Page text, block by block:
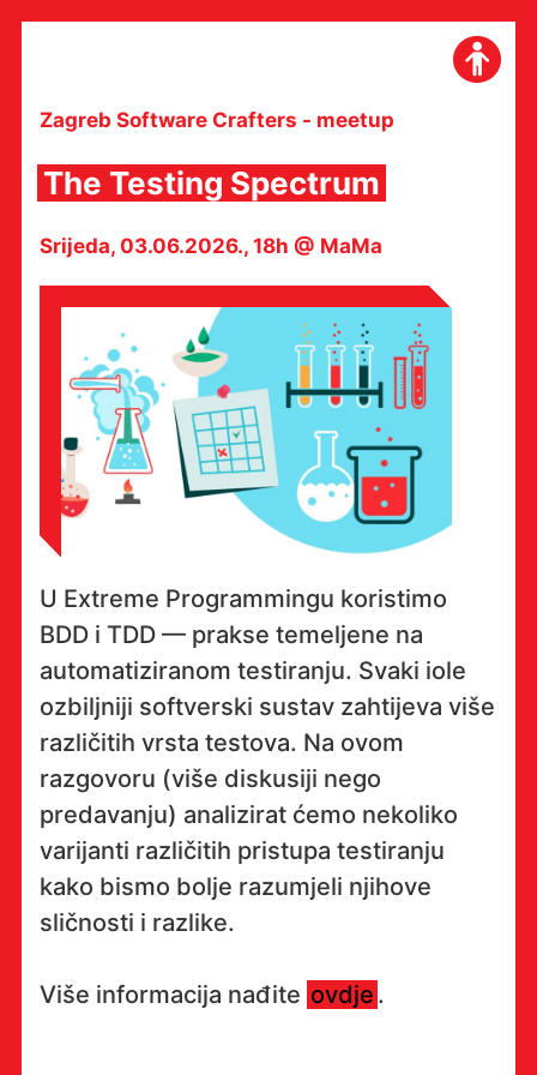
content
Zagreb Software Crafters - meetup
The Testing Spectrum
Srijeda, 03.06.2026., 18h @ MaMa
U Extreme Programmingu koristimo
BDD i TDD — prakse temeljene na
automatiziranom testiranju. Svaki iole
ozbiljniji softverski sustav zahtijeva više
različitih vrsta testova. Na ovom
razgovoru (više diskusiji nego
predavanju) analizirat ćemo nekoliko
varijanti različitih pristupa testiranju
kako bismo bolje razumjeli njihove
sličnosti i razlike.
Više informacija nađite ovdje .